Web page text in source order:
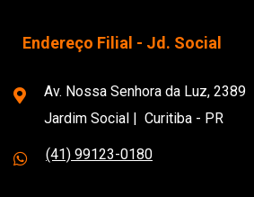
Endereço Filial - Jd. Social
Av. Nossa Senhora da Luz, 2389
Jardim Social | Curitiba - PR
(41) 99123-0180